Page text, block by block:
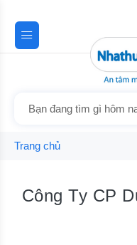
Trang chủ
Công Ty CP